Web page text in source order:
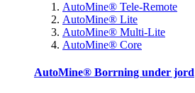
AutoMine® Tele-Remote
AutoMine® Lite
AutoMine® Multi-Lite
AutoMine® Core
AutoMine® Borrning under jord